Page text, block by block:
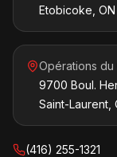
Etobicoke,
Opérations
9700 Boul.
Saint-Laurent,
(416) 255-1321